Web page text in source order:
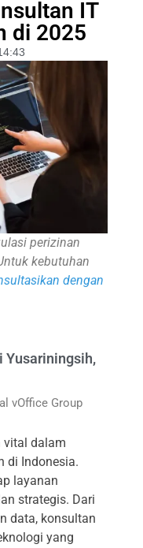
IT
di 2025
perizinan
kebutuhan
dengan
Yusariningsih,
vOffice Group
vital dalam
di Indonesia.
layanan
strategis. Dari
data, konsultan
yang